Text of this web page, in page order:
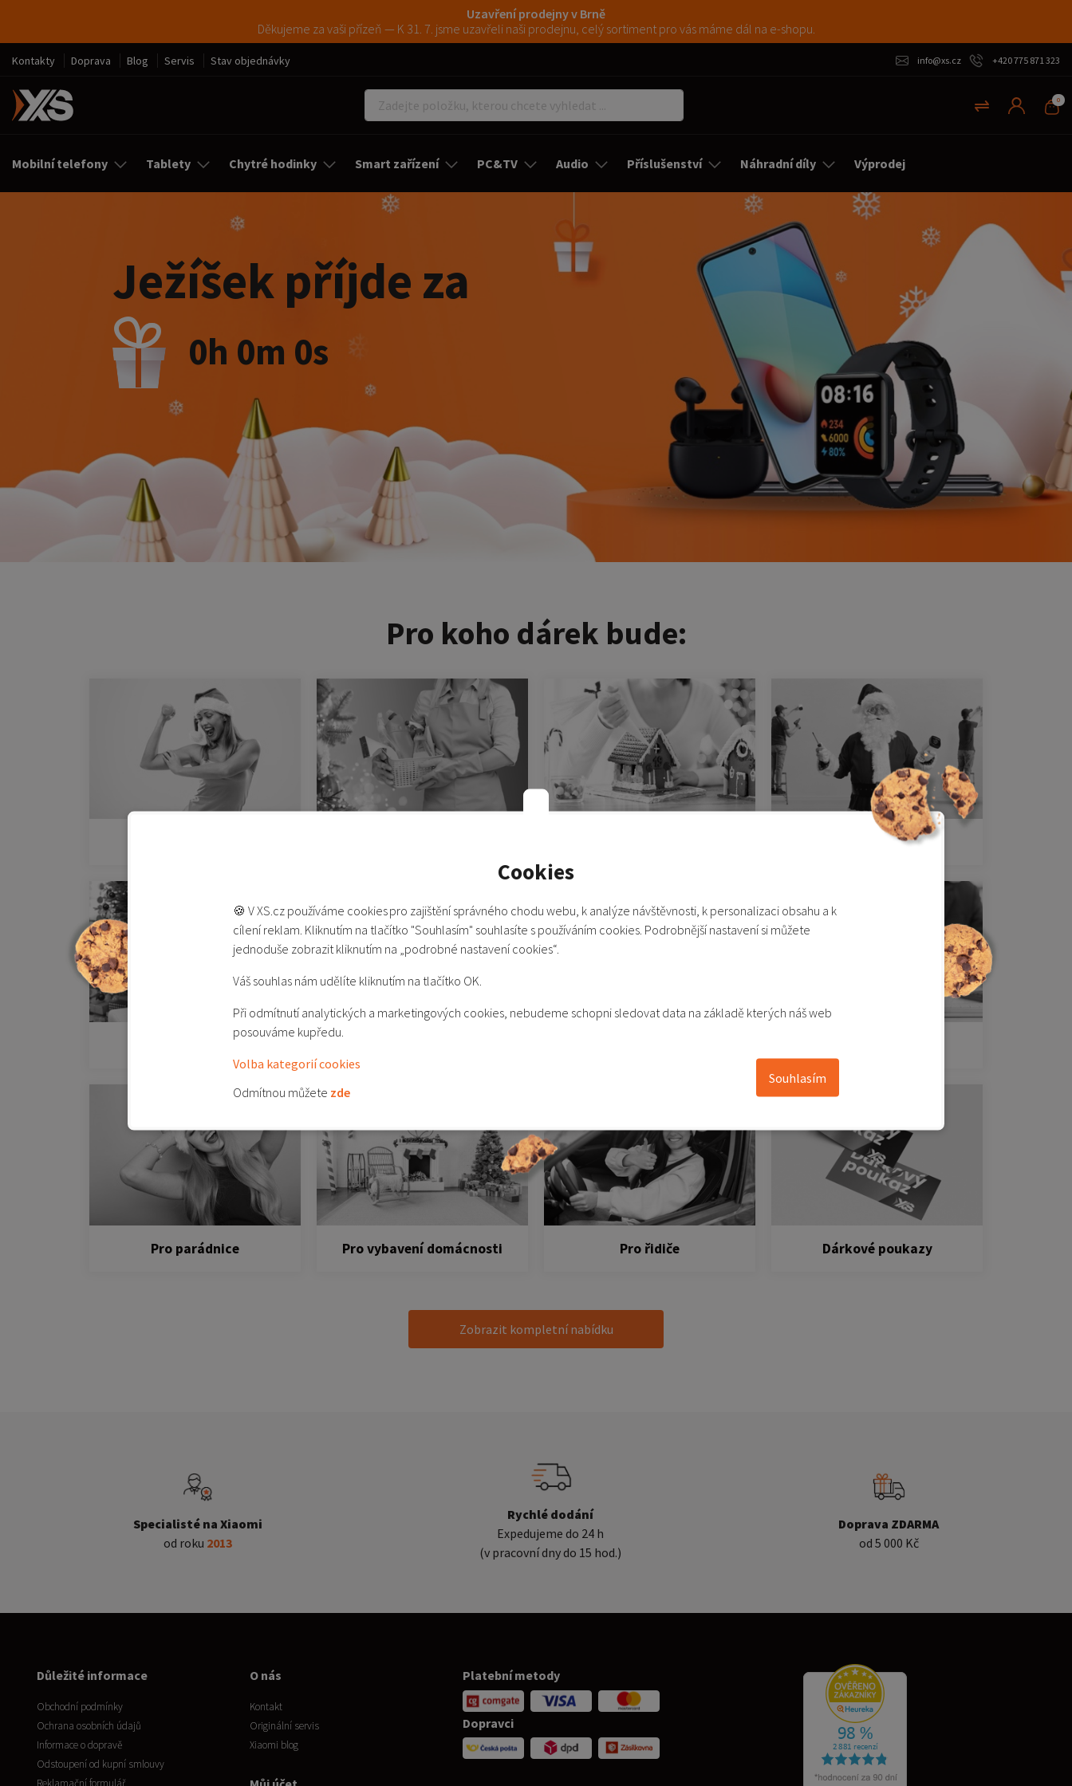
Cookies
🍪 V XS.cz používáme cookies pro zajištění správného chodu webu, k analýze návštěvnosti, k personalizaci obsahu a k
cílení reklam. Kliknutím na tlačítko "Souhlasím" souhlasíte s používáním cookies. Podrobnější nastavení si můžete
jednoduše zobrazit kliknutím na „podrobné nastavení cookies“.
Váš souhlas nám udělíte kliknutím na tlačítko OK.
Při odmítnutí analytických a marketingových cookies, nebudeme schopni sledovat data na základě kterých náš web
posouváme kupředu.
Volba kategorií cookies
Odmítnou můžete zde
Souhlasím
Uzavření prodejny v Brně
Děkujeme za vaši přízeň — K 31. 7. jsme uzavřeli naši prodejnu, celý sortiment pro vás máme dál na e-shopu.
Kontakty Doprava Blog Servis Stav objednávky info@xs.cz +420 775 871 323
0
Mobilní telefony Tablety Chytré hodinky Smart zařízení PC&TV Audio Příslušenství Náhradní díly Výprodej
Ježíšek příjde za
0h 0m 0s
Pro koho dárek bude:
Pro kutily
Pro milovníky hudby
Pro parádnice Pro vybavení domácnosti Pro řidiče Dárkové poukazy
Zobrazit kompletní nabídku
Specialisté na Xiaomi
od roku 2013
Rychlé dodání
Expedujeme do 24 h
(v pracovní dny do 15 hod.)
Doprava ZDARMA
od 5 000 Kč
Důležité informace
Obchodní podmínky
Ochrana osobních údajů
Informace o dopravě
Odstoupení od kupní smlouvy
Reklamační formulář
O nás
Kontakt
Originální servis
Xiaomi blog
Platební metody
Dopravci